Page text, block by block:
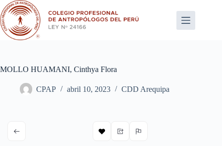
Saltar
al
contenido
MOLLO HUAMANI, Cinthya Flora
CPAP abril 10, 2023 CDD Arequipa